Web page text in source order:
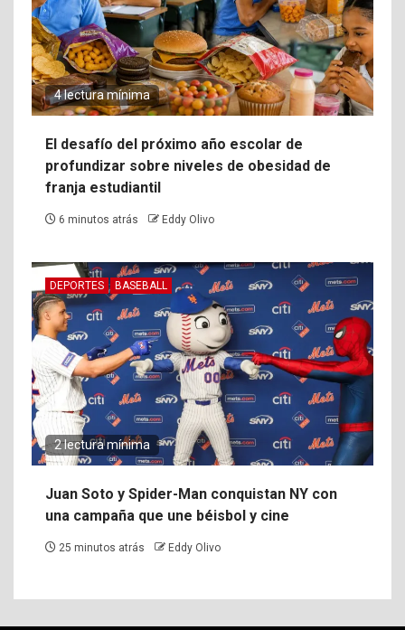
4 lectura mínima
El desafío del próximo año escolar de
profundizar sobre niveles de obesidad de
franja estudiantil
6 minutos atrás Eddy Olivo
DEPORTES BASEBALL
2 lectura mínima
Juan Soto y Spider-Man conquistan NY con
una campaña que une béisbol y cine
25 minutos atrás Eddy Olivo